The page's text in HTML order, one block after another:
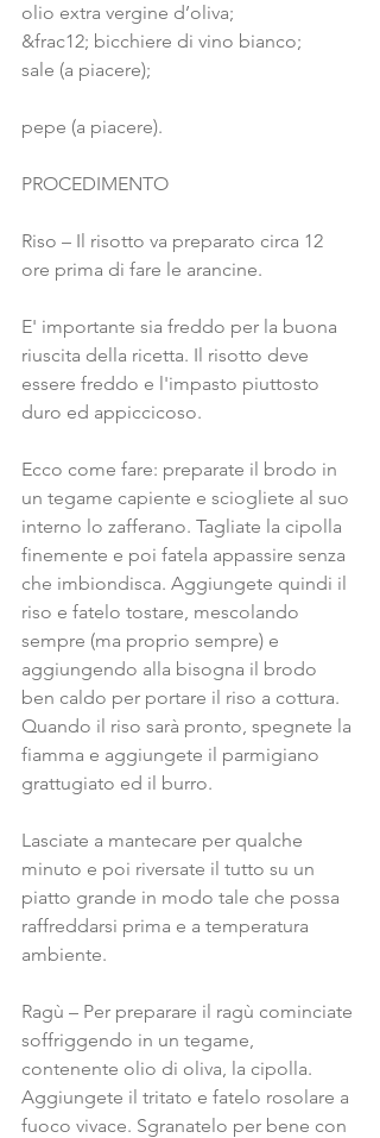
olio extra vergine d’oliva;
&frac12; bicchiere di vino bianco;
sale (a piacere);
pepe (a piacere).
PROCEDIMENTO
Riso – Il risotto va preparato circa 12
ore prima di fare le arancine.
E' importante sia freddo per la buona
riuscita della ricetta. Il risotto deve
essere freddo e l'impasto piuttosto
duro ed appiccicoso.
Ecco come fare: preparate il brodo in
un tegame capiente e sciogliete al suo
interno lo zafferano. Tagliate la cipolla
finemente e poi fatela appassire senza
che imbiondisca. Aggiungete quindi il
riso e fatelo tostare, mescolando
sempre (ma proprio sempre) e
aggiungendo alla bisogna il brodo
ben caldo per portare il riso a cottura.
Quando il riso sarà pronto, spegnete la
fiamma e aggiungete il parmigiano
grattugiato ed il burro.
Lasciate a mantecare per qualche
minuto e poi riversate il tutto su un
piatto grande in modo tale che possa
raffreddarsi prima e a temperatura
ambiente.
Ragù – Per preparare il ragù cominciate
soffriggendo in un tegame,
contenente olio di oliva, la cipolla.
Aggiungete il tritato e fatelo rosolare a
fuoco vivace. Sgranatelo per bene con